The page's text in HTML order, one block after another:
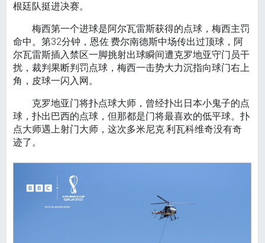
根廷队挺进决赛。
梅西第一个进球是阿尔瓦雷斯获得的点球，梅西主罚
命中。第32分钟，恩佐·费尔南德斯中场传出过顶球，阿
尔瓦雷斯插入禁区一脚挑射出球瞬间遭克罗地亚守门员干
扰，裁判果断判罚点球，梅西一击势大力沉指向球门右上
角，皮球一闪入网。
克罗地亚门将扑点球大师，曾经扑出日本小鬼子的点
球，扑出巴西的点球，但那都是门将最喜欢的低平球。扑
点大师遇上射门大师，这次多米尼克·利瓦科维奇没有奇
迹了。